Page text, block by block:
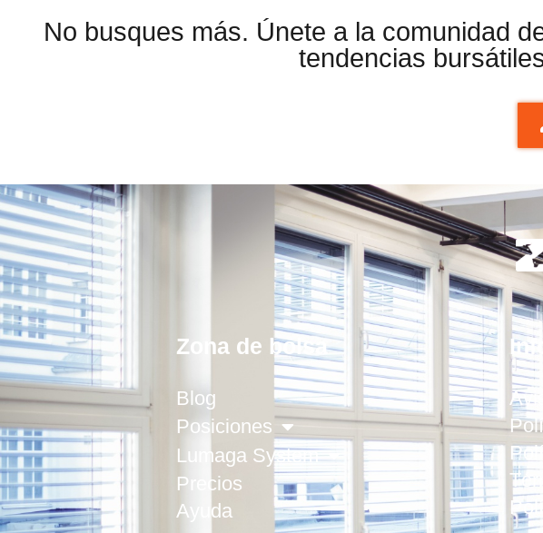
No busques más. Únete a la comunidad
tendencias
Zona de bolsa
Blog
Posiciones
Lumaga System
Precios
Ayuda